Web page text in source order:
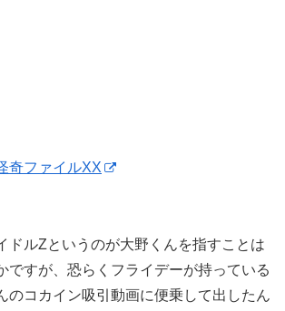
奇ファイルXX
ドルZというのが大野くんを指すことは
ですが、恐らくフライデーが持っている
のコカイン吸引動画に便乗して出したん